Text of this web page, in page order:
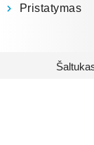
Pristatymas